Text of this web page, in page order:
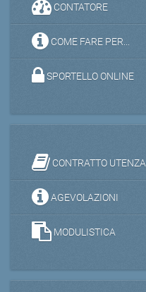
CONTATORE
COME FARE PER...
SPORTELLO ONLINE
CONTRATTO UTENZA
AGEVOLAZIONI
MODULISTICA